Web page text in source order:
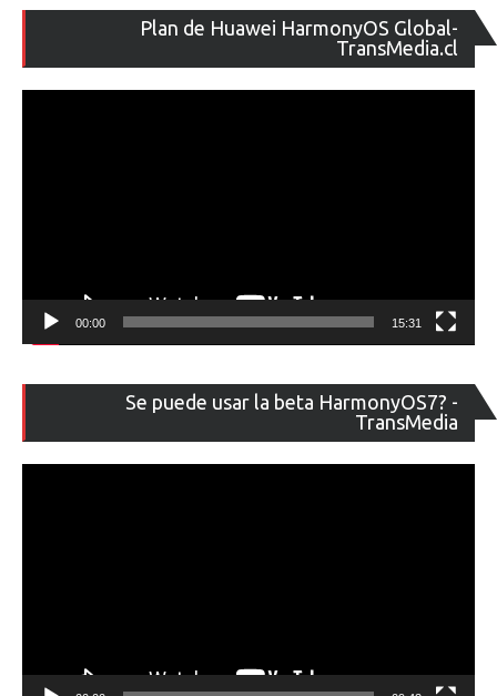
Plan de Huawei HarmonyOS Global-
TransMedia.cl
de
00:00 15:31
Se puede usar la beta HarmonyOS7? -
TransMedia
de